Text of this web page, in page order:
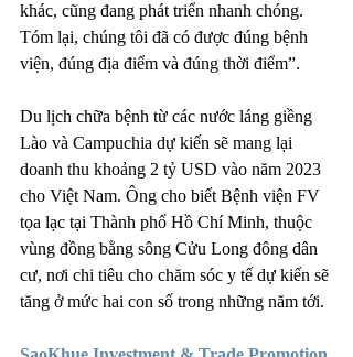
khác, cũng đang phát triển nhanh chóng.
Tóm lại, chúng tôi đã có được đúng bệnh
viện, đúng địa điểm và đúng thời điểm”.
Du lịch chữa bệnh từ các nước láng giềng
Lào và Campuchia dự kiến ​​sẽ mang lại
doanh thu khoảng 2 tỷ USD vào năm 2023
cho Việt Nam. Ông cho biết Bệnh viện FV
tọa lạc tại Thành phố Hồ Chí Minh, thuộc
vùng đồng bằng sông Cửu Long đông dân
cư, nơi chi tiêu cho chăm sóc y tế dự kiến ​​sẽ
tăng ở mức hai con số trong những năm tới.